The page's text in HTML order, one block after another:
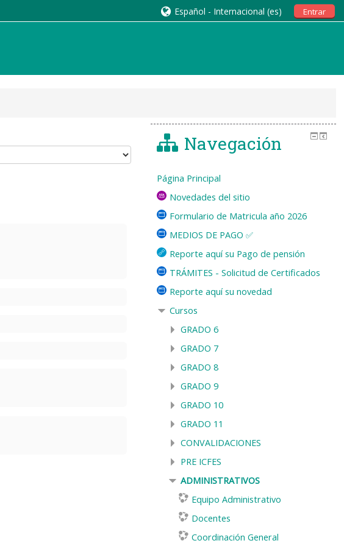
Entrar
Español - Internacional ‎(es)‎
Navegación
Página Principal
Novedades del sitio
Formulario de Matricula año 2026
MEDIOS DE PAGO ✅
Reporte aquí su Pago de pensión
TRÁMITES - Solicitud de Certificados
Reporte aquí su novedad
Cursos
GRADO 6
GRADO 7
GRADO 8
GRADO 9
GRADO 10
GRADO 11
CONVALIDACIONES
PRE ICFES
ADMINISTRATIVOS
Equipo Administrativo
Docentes
Coordinación General